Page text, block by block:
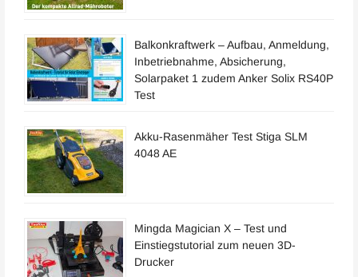
Balkonkraftwerk – Aufbau, Anmeldung,
Inbetriebnahme, Absicherung,
Solarpaket 1 zudem Anker Solix RS40P
Test
Akku-Rasenmäher Test Stiga SLM
4048 AE
Mingda Magician X – Test und
Einstiegstutorial zum neuen 3D-
Drucker